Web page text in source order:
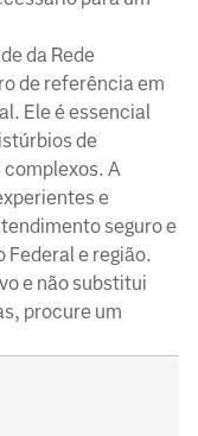
da Rede
de referência em
Ele é essencial
de
A
e
seguro e
Federal e região.
e não substitui
procure um